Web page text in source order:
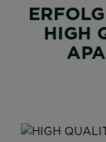
HIGH